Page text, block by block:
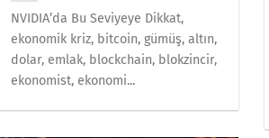
NVIDIA’da Bu Seviyeye Dikkat,
ekonomik kriz, bitcoin, gümüş, altın,
dolar, emlak, blockchain, blokzincir,
ekonomist, ekonomi...